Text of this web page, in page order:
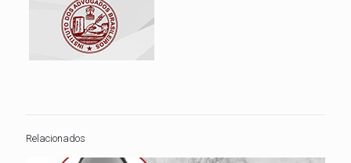
Relacionados